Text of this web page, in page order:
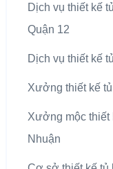
Dịch vụ thiết kế
Quận 12
Dịch vụ thiết kế
Xưởng thiết kế
Xưởng mộc thiết
Nhuận